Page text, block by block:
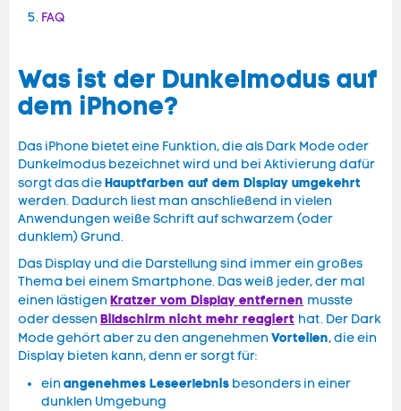
FAQ
Was ist der Dunkelmodus auf
dem iPhone?
Das iPhone bietet eine Funktion, die als Dark Mode oder
Dunkelmodus bezeichnet wird und bei Aktivierung dafür
sorgt das dieHauptfarben auf dem Display umgekehrt
werden. Dadurch liest man anschließend in vielen
Anwendungen weiße Schrift auf schwarzem (oder
dunklem) Grund.
Das Display und die Darstellung sind immer ein großes
Thema bei einem Smartphone. Das weiß jeder, der mal
einen lästigen Kratzer vom Display entfernen musste
oder dessen Bildschirm nicht mehr reagiert hat. Der Dark
Mode gehört aber zu den angenehmen Vorteilen, die ein
Display bieten kann, denn er sorgt für:
ein angenehmes Leseerlebnis besonders in einer
dunklen Umgebung